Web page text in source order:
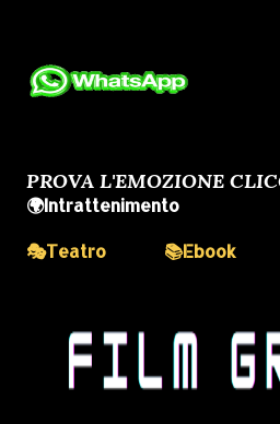
PROVA L'EMOZIONE
🌍Intrattenimento
🎭Teatro
📚Ebook